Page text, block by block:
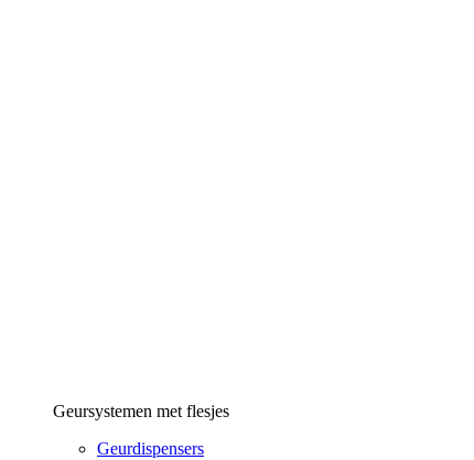
Geursystemen met flesjes
Geurdispensers